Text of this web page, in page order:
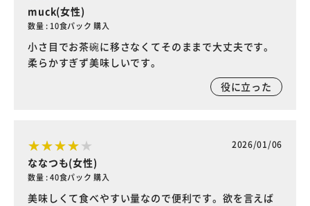
muck(女性)
数量 : 10食パック 購入
小さ目でお茶碗に移さなくてそのままで大丈夫です。
柔らかすぎず美味しいです。
役に立った
2026/01/06
ななつも(女性)
数量 : 40食パック 購入
美味しくて食べやすい量なので便利です。欲を言えば